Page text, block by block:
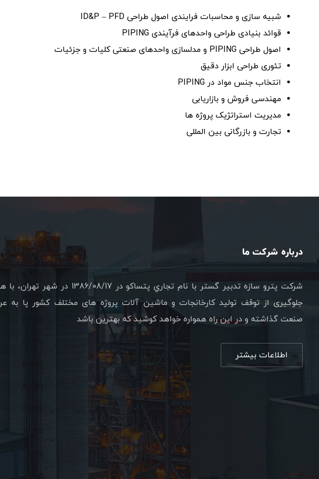
شبیه سازی و محاسبات فرایندی اصول طراحی ID&P – PFD
قوائد بنیادی طراحی واحدهای فرآیندی PIPING
اصول طراحی PIPING و مدلسازی واحدهای صنعتی کلیات و جزئیات
تئوری طراحی ابزار دقیق
انتخاب جنس مواد در PIPING
مهندسی فروش و بازاریابی
مدیریت استراتژیک پروژه ها
تجارت و بازرگانی بین المللی
درباره شرکت ما
شرکت پترو سازه تدبير گستر با نام تجاري پتساکو در 1386/08/17 در شهر
جلوگیری از توقف تولید کارخانجات و ماشین آلات پروژه های مختلف کشور پا به
صنعت گذاشته و در این راه همواره خواهد کوشید که بهترین باشد
اطلاعات بیشتر